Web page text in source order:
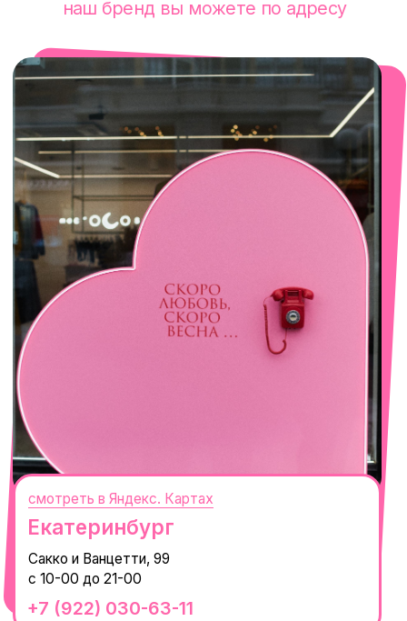
Сочи
Село Эстосадок, ТРЦ Горки Молл,
Горная Карусель, 3
+7 (919) 374-04-04
с 10-00 до 22-00
смотреть в Яндекс. Картах
+7 (932) 602-41-15
ТРК «Европолис Ростокино»
ул. Проспект Мира, 211 к2
смотреть в Яндекс.Картах